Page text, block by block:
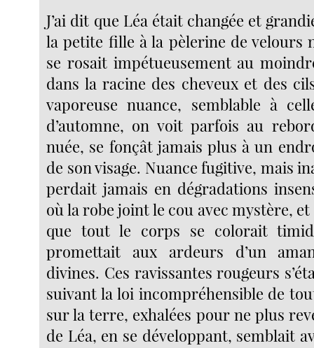
J’ai dit que Léa était changée et
la petite fille à la pèlerine de velours
se rosait impétueusement au
dans la racine des cheveux et des
vaporeuse nuance, semblable à
d’automne, on voit parfois au
nuée, se fonçât jamais plus à un
de son visage. Nuance fugitive, mais
perdait jamais en dégradations
où la robe joint le cou avec mystère,
que tout le corps se colorait
promettait aux ardeurs d’un
divines. Ces ravissantes rougeurs
suivant la loi incompréhensible de
sur la terre, exhalées pour ne plus
de Léa, en se développant, semblait